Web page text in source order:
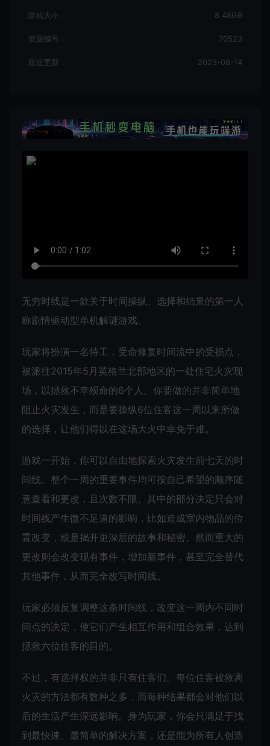
游戏大小： 8.48GB
资源编号： 70523
最近更新： 2023-08-14
无穷时线是一款关于时间操纵、选择和结果的第一人
称剧情驱动型单机解谜游戏。
玩家将扮演一名特工，受命修复时间流中的受损点，
被派往2015年5月英格兰北部地区的一处住宅火灾现
场，以拯救不幸殒命的6个人。你要做的并非简单地
阻止火灾发生，而是要操纵6位住客这一周以来所做
的选择，让他们得以在这场大火中幸免于难。
游戏一开始，你可以自由地探索火灾发生前七天的时
间线。整个一周的重要事件均可按自己希望的顺序随
意查看和更改，且次数不限。其中的部分决定只会对
时间线产生微不足道的影响，比如造成室内物品的位
置改变，或是揭开更深层的故事和秘密。然而重大的
更改则会改变现有事件，增加新事件，甚至完全替代
其他事件，从而完全改写时间线。
玩家必须反复调整这条时间线，改变这一周内不同时
间点的决定，使它们产生相互作用和组合效果，达到
拯救六位住客的目的。
不过，有选择权的并非只有住客们。每位住客被救离
火灾的方法都有数种之多，而每种结果都会对他们以
后的生活产生深远影响。身为玩家，你会只满足于找
到最快速、最简单的解决方案，还是能为所有人创造